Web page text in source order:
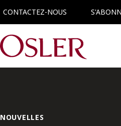
CONTACTEZ-NOUS
Main
NOUVELLES